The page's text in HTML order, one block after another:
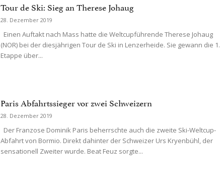
Tour de Ski: Sieg an Therese Johaug
28. Dezember 2019
Einen Auftakt nach Mass hatte die Weltcupführende Therese Johaug
(NOR) bei der diesjährigen Tour de Ski in Lenzerheide. Sie gewann die 1.
Etappe über...
Paris Abfahrtssieger vor zwei Schweizern
28. Dezember 2019
Der Franzose Dominik Paris beherrschte auch die zweite Ski-Weltcup-
Abfahrt von Bormio. Direkt dahinter der Schweizer Urs Kryenbühl, der
sensationell Zweiter wurde. Beat Feuz sorgte...